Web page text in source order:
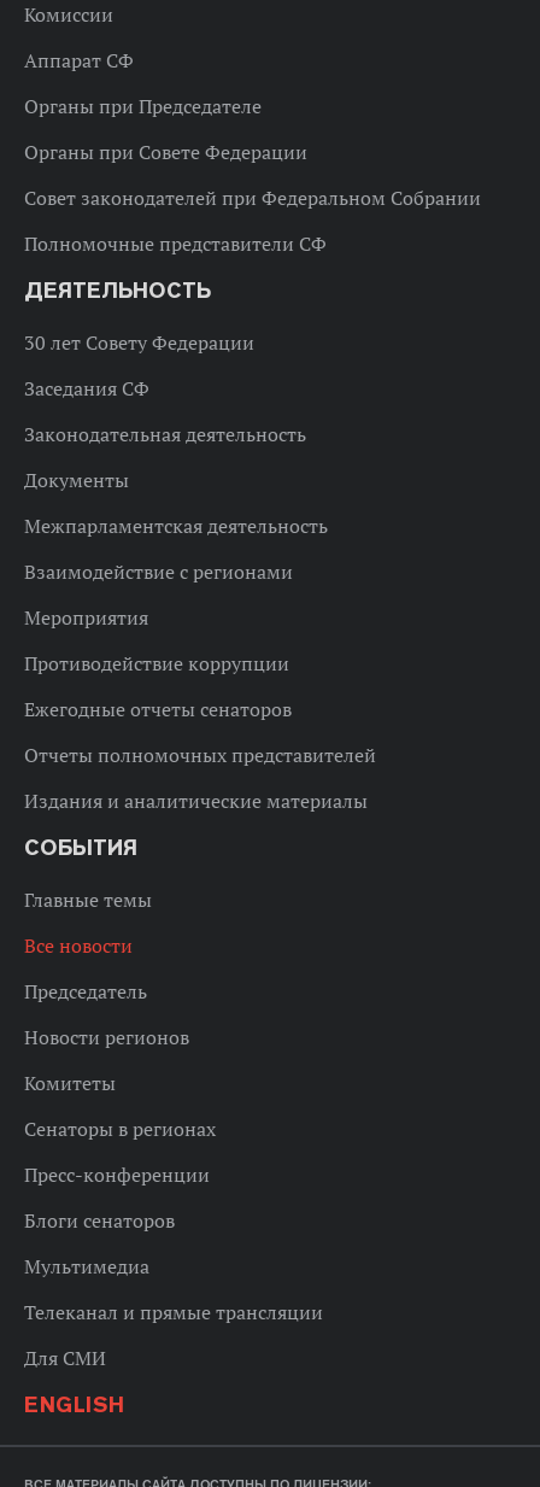
Комиссии
Аппарат СФ
Органы при Председателе
Органы при Совете Федерации
Совет законодателей при Федеральном Собрании
Полномочные представители СФ
ДЕЯТЕЛЬНОСТЬ
30 лет Совету Федерации
Заседания СФ
Законодательная деятельность
Документы
Межпарламентская деятельность
Взаимодействие с регионами
Мероприятия
Противодействие коррупции
Ежегодные отчеты сенаторов
Отчеты полномочных представителей
Издания и аналитические материалы
СОБЫТИЯ
Главные темы
Все новости
Председатель
Новости регионов
Комитеты
Сенаторы в регионах
Пресс-конференции
Блоги сенаторов
Мультимедиа
Телеканал и прямые трансляции
Для СМИ
ENGLISH